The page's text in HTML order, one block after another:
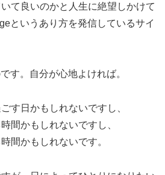
て良いのかと人生に絶望しかけて
というあり方を発信しているサイ
す。自分が心地よければ。
す日かもしれないですし、
間かもしれないですし、
間かもしれないです。